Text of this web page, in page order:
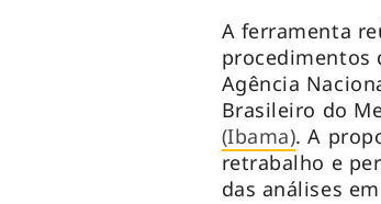
A ferramenta
procedimentos
Agência
Brasileiro do
(Ibama). A
retrabalho e
das análises